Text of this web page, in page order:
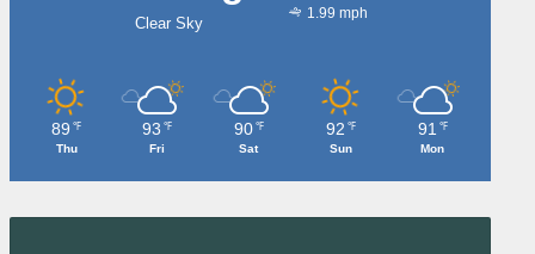
Clear Sky
1.99 mph
89 ℉
Thu
93 ℉
Fri
90 ℉
Sat
92 ℉
Sun
91 ℉
Mon